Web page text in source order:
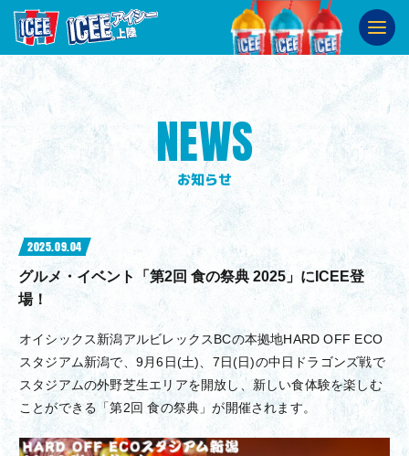
ABOUT
ICEEとは
SHOP
販売店舗
SNS
公式SNS
NEWS
お知らせ
2025.09.04
グルメ・イベント「第2回 食の祭典 2025」にICEE登
場！
オイシックス新潟アルビレックスBCの本拠地HARD OFF ECO
スタジアム新潟で、9月6日(土)、7日(日)の中日ドラゴンズ戦で
スタジアムの外野芝生エリアを開放し、新しい食体験を楽しむ
ことができる「第2回 食の祭典」が開催されます。